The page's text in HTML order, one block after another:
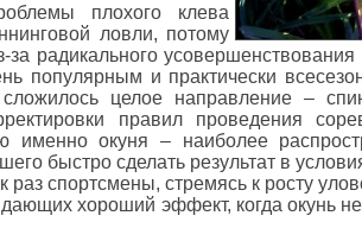
плохого клева
ловли, потому
за радикального
популярным и практически
целое направление –
правил проведения
именно окуня – наиболее
быстро сделать результат в
раз спортсмены, стремясь к росту
хороший эффект, когда окунь